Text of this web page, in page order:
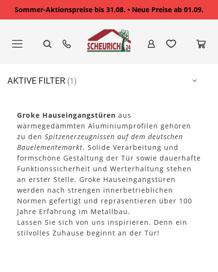
Sommer-Aktionspreise bis 31.08. • Neue Preise ab 01.09.
springen
Groke Hauseingangstüren aus
wärmegedämmten Aluminiumprofilen gehören
zu den Spitzenerzeugnissen auf dem deutschen
Bauelementemarkt. Solide Verarbeitung und
formschöne Gestaltung der Tür sowie dauerhafte
Funktionssicherheit und Werterhaltung stehen
an erster Stelle. Groke Hauseingangstüren
werden nach strengen innerbetrieblichen
Normen gefertigt und repräsentieren über 100
Jahre Erfahrung im Metallbau.
Lassen Sie sich von uns inspirieren. Denn ein
stilvolles Zuhause beginnt an der Tür!
AKTIVE FILTER